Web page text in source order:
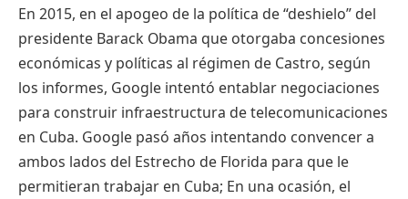
En 2015, en el apogeo de la política de “deshielo” del
presidente Barack Obama que otorgaba concesiones
económicas y políticas al régimen de Castro, según
los informes, Google intentó entablar negociaciones
para construir infraestructura de telecomunicaciones
en Cuba. Google pasó años intentando convencer a
ambos lados del Estrecho de Florida para que le
permitieran trabajar en Cuba; En una ocasión, el